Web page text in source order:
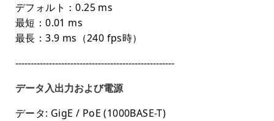
デフォルト：0.25 ms
最短：0.01 ms
最長：3.9 ms（240 fps時）
----------------------------------------------------
データ入出力および電源
データ: GigE / PoE (1000BASE-T)